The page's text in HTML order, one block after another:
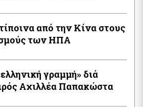
από την Κίνα στους
των ΗΠΑ
γραμμή» διά
Aχιλλέα Παπακώστα